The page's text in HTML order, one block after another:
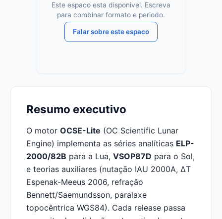
Este espaco esta disponivel. Escreva
para combinar formato e periodo.
Falar sobre este espaco
Resumo executivo
O motor OCSE-Lite (OC Scientific Lunar
Engine) implementa as séries analíticas ELP-
2000/82B para a Lua, VSOP87D para o Sol,
e teorias auxiliares (nutação IAU 2000A, ΔT
Espenak-Meeus 2006, refração
Bennett/Saemundsson, paralaxe
topocêntrica WGS84). Cada release passa